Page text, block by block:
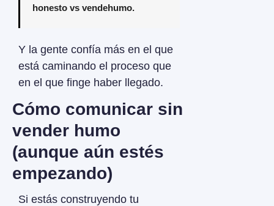
honesto vs vendehumo.
Y la gente confía más en el que
está caminando el proceso que
en el que finge haber llegado.
Cómo comunicar sin
vender humo
(aunque aún estés
empezando)
Si estás construyendo tu